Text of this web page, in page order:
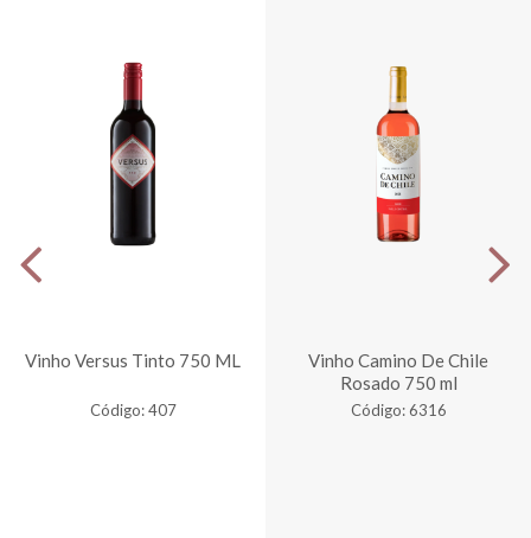
Vinho Versus Tinto 750 ML
Código: 407
Vinho Camino De Chile
Rosado 750 ml
Código: 6316